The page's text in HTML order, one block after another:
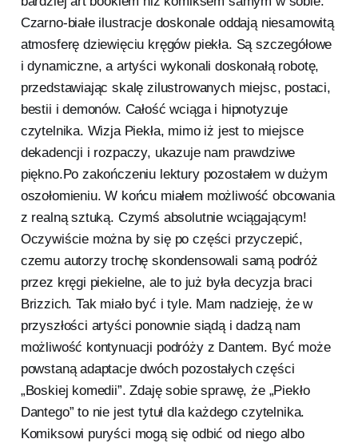
Czarno-białe ilustracje doskonale oddają niesamowitą
atmosferę dziewięciu kręgów piekła. Są szczegółowe
i dynamiczne, a artyści wykonali doskonałą robotę,
przedstawiając skalę zilustrowanych miejsc, postaci,
bestii i demonów. Całość wciąga i hipnotyzuje
czytelnika. Wizja Piekła, mimo iż jest to miejsce
dekadencji i rozpaczy, ukazuje nam prawdziwe
piękno.Po zakończeniu lektury pozostałem w dużym
oszołomieniu. W końcu miałem możliwość obcowania
z realną sztuką. Czymś absolutnie wciągającym!
Oczywiście można by się po części przyczepić,
czemu autorzy trochę skondensowali samą podróż
przez kręgi piekielne, ale to już była decyzja braci
Brizzich. Tak miało być i tyle. Mam nadzieję, że w
przyszłości artyści ponownie siądą i dadzą nam
możliwość kontynuacji podróży z Dantem. Być może
powstaną adaptacje dwóch pozostałych części
„Boskiej komedii”. Zdaję sobie sprawę, że „Piekło
Dantego” to nie jest tytuł dla każdego czytelnika.
Komiksowi puryści mogą się odbić od niego albo